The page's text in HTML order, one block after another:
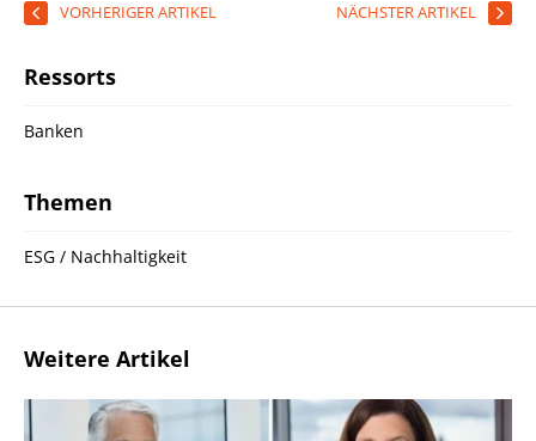
VORHERIGER ARTIKEL NÄCHSTER ARTIKEL
Ressorts
Banken
Themen
ESG / Nachhaltigkeit
Weitere Artikel